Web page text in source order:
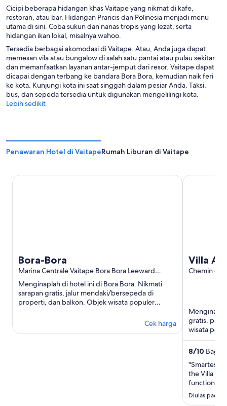
a
d
i
j
e
n
d
e
l
a
b
Cicipi beberapa hidangan khas Vaitape yang nikmat di kafe,
restoran, atau bar. Hidangan Prancis dan Polinesia menjadi menu
utama di sini. Coba sukun dan nanas tropis yang lezat, serta
hidangan ikan lokal, misalnya wahoo.
Tersedia berbagai akomodasi di Vaitape. Atau, Anda juga dapat
memesan vila atau bungalow di salah satu pantai atau pulau sekitar
dan memanfaatkan layanan antar-jemput dari resor. Vaitape dapat
dicapai dengan terbang ke bandara Bora Bora, kemudian naik feri
ke kota. Kunjungi kota ini saat singgah dalam pesiar Anda. Taksi,
bus, dan sepeda tersedia untuk digunakan mengelilingi kota.
Lebih sedikit
Penawaran Hotel di VaitapeRumah Liburan di Vaitape
Bora-Bora
Marina Centrale Vaitape Bora Bora Leeward
Islands
Menginaplah di hotel ini di Bora Bora. Nikmati
sarapan gratis, jalur mendaki/bersepeda di
properti, dan balkon. Objek wisata populer
Cek harga
Bora-Bora
Villa
Chemin de
gratis,
wisata
Seniman
8/10 Bagus
"Smartest
the Villa
functional,
outdoor
Vaitape
Diulas pada
Villa Alana